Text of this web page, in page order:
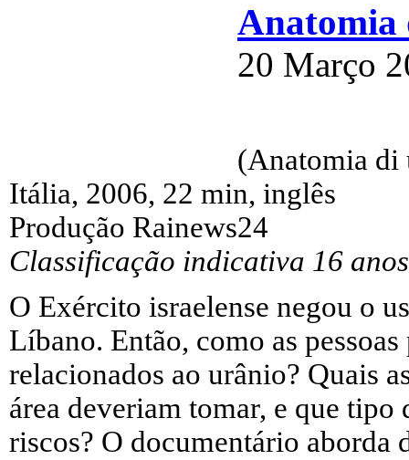
Anatomia
20 Março
(Anatomia di
Itália, 2006, 22 min, inglês
Produção Rainews24
Classificação indicativa 16 anos
O Exército israelense negou o
Líbano. Então, como as
relacionados ao urânio? Quais
área deveriam tomar, e que
riscos? O documentário aborda